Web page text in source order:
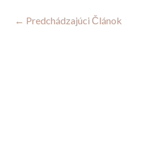
← Predchádzajúci Článok